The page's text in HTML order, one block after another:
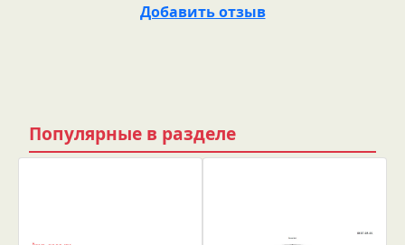
Добавить отзыв
Популярные в разделе